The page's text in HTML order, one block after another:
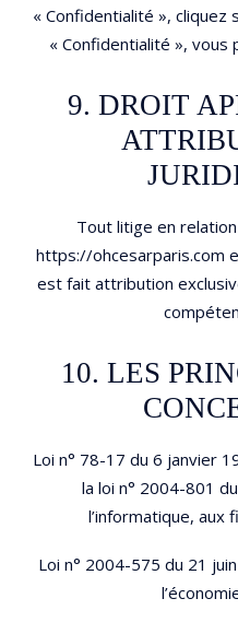
« Confidentialité », cliquez
« Confidentialité », vous
9. DROIT
Tout litige en
https://ohcesarparis.com
est fait attribution
10. LES
Loi n° 78-17 du 6 janvier
la loi n° 2004-801
l’informatique, aux
Loi n° 2004-575 du 21